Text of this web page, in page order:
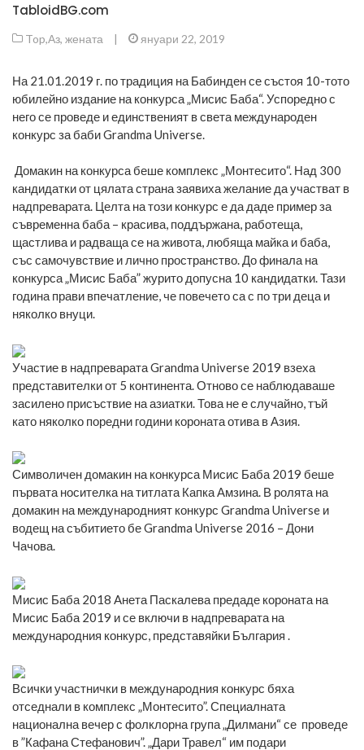
TabloidBG.com
Top,Аз, жената | януари 22, 2019
На 21.01.2019 г. по традиция на Бабинден се състоя 10-тото
юбилейно издание на конкурса „Мисис Баба“. Успоредно с
него се проведе и единственият в света международен
конкурс за баби Grandma Universe.
Домакин на конкурса беше комплекс „Монтесито“. Над 300
кандидатки от цялата страна заявиха желание да участват в
надпреварата. Целта на този конкурс е да даде пример за
съвременна баба – красива, поддържана, работеща,
щастлива и радваща се на живота, любяща майка и баба,
със самочувствие и лично пространство. До финала на
конкурса „Мисис Баба” журито допусна 10 кандидатки. Тази
година прави впечатление, че повечето са с по три деца и
няколко внуци.
Участие в надпреварата Grandma Universe 2019 взеха
представителки от 5 континента. Отново се наблюдаваше
засилено присъствие на азиатки. Това не е случайно, тъй
като няколко поредни години короната отива в Азия.
Символичен домакин на конкурса Мисис Баба 2019 беше
първата носителка на титлата Капка Амзина. В ролята на
домакин на международният конкурс Grandma Universe и
водещ на събитието бе Grandma Universe 2016 – Дони
Чачова.
Мисис Баба 2018 Aнета Паскалева предаде короната на
Мисис Баба 2019 и се включи в надпреварата на
международния конкурс, представяйки България .
Всички участнички в международния конкурс бяха
отседнали в комплекс „Монтесито”. Специалната
национална вечер с фолклорна група „Дилмани“ се проведе
в ”Кафана Стефанович”. „Дари Травел“ им подари